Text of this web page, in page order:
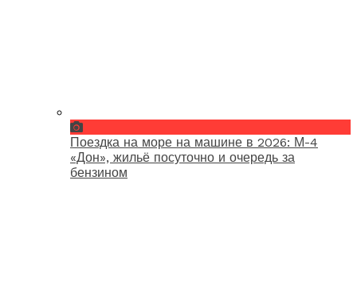
Поездка на море на машине в 2026: М-4
«Дон», жильё посуточно и очередь за
бензином